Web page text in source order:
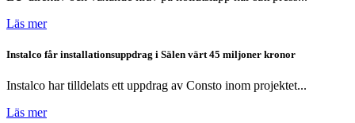
Läs mer
Instalco får installationsuppdrag i Sälen värt 45 miljoner kronor
Instalco har tilldelats ett uppdrag av Consto inom projektet...
Läs mer